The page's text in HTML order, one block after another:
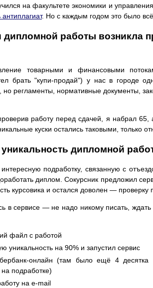
на факультете экономики и
. Но с каждым годом это было
дипломной работы возникла
товарными и финансовыми
брать "купи-продай") у нас в городе
но регламенты, нормативные документы,
работу перед сдачей, я набрал 65,
куски остались таковыми, только
дипломной
подработку, связанную с
диплом. Сокурсник предложил
курсовика и остался доволен — проверку
в сервисе — не надо никому писать,
файл с работой
уникальность на 90% и запустил сервис
онлайн (там было ещё 4 десятка
подработке)
на e-mail